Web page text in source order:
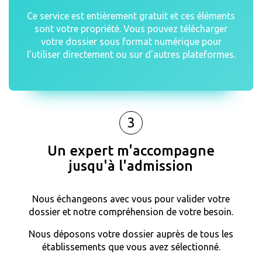
Ce service est entièrement gratuit et ces éléments
sont votre propriété. Vous pouvez télécharger
votre dossier sous format numérique pour
l'utiliser directement ou sur d'autres plateformes.
3
Un expert m'accompagne
jusqu'à l'admission
Nous échangeons avec vous pour valider votre
dossier et notre compréhension de votre besoin.
Nous déposons votre dossier auprès de tous les
établissements que vous avez sélectionné.